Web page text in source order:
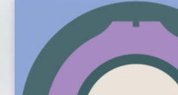
Deutsche
Grammophon